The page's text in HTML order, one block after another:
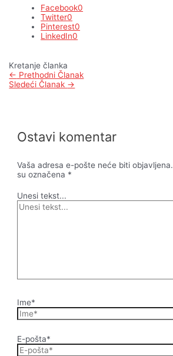
Facebook0
Twitter0
Pinterest0
LinkedIn0
Kretanje članka
← Prethodni Članak
Sledeći Članak →
Ostavi komentar
Vaša adresa e-pošte neće biti objavljena.
su označena *
Unesi tekst...
Ime*
E-pošta*